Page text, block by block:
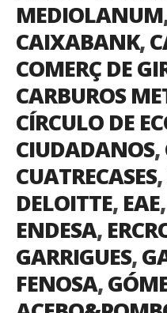
MEDIOLANUM
CAIXABANK,
COMERÇ DE
CARBUROS
CÍRCULO DE
CIUDADANOS,
CUATRECASES,
DELOITTE, EAE,
ENDESA,
GARRIGUES,
FENOSA,